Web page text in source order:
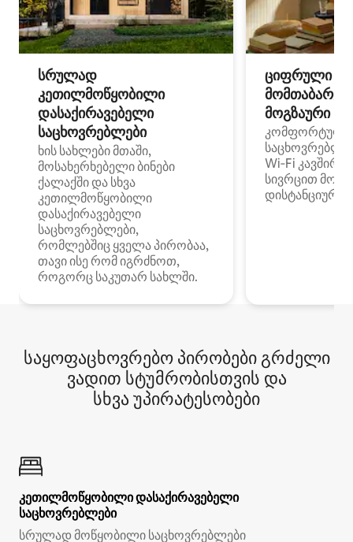
სრულად
კეთილმოწყობილი
დასაქირავებელი
საცხოვრებლები
ხის სახლები მთაში,
მოსახერხებელი ბინები
ქალაქში და სხვა
კეთილმოწყობილი
დასაქირავებელი
საცხოვრებლები,
რომლებშიც ყველა პირობაა,
თავი ისე რომ იგრძნოთ,
როგორც საკუთარ სახლში.
ციფრული
მოგზაური
კომფორტული
Wi‑Fi
სივრცით
დისტანციური
საყოფაცხოვრებო პირობები გრძელი
ვადით სტუმრობისთვის და
სხვა უპირატესობები
კეთილმოწყობილი დასაქირავებელი
საცხოვრებლები
სრულად მოწყობილი საცხოვრებლები